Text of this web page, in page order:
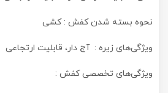
نحوه بسته شدن کفش : کشی
ویژگی‌های زیره : آج دار، قابلیت ارتجاعی
ویژگی‌های تخصصی کفش :